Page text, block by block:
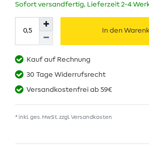
Sofort versandfertig, Lieferzeit 2-4
In den
Kauf auf Rechnung
30 Tage Widerrufsrecht
Versandkostenfrei ab 59€
* inkl. ges. MwSt. zzgl. Versandkosten